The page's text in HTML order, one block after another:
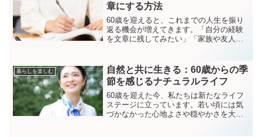
章にする方法
60歳を迎えると、これまでの人生を振り
返る機会が増えてきます。「自分の経験
を文章に残してみたい」「家族や友人
の？」そう思っている方も多いのではな
いでしょうか？実は、自叙伝...
暮らしを楽しむ
自然と共に生きる：60歳からの季
節を感じるナチュラルライフ
60歳を迎えた今、私たちは新たなライフ
ステージに立っています。若い頃には気
づかなかった心地よさや穏やかさを大切